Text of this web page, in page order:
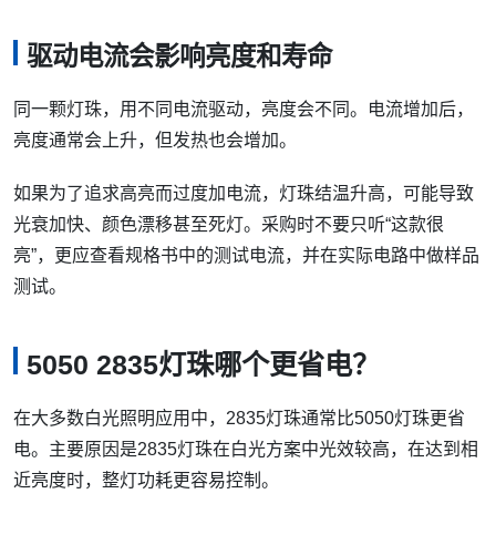
驱动电流会影响亮度和寿命
同一颗灯珠，用不同电流驱动，亮度会不同。电流增加后，
亮度通常会上升，但发热也会增加。
如果为了追求高亮而过度加电流，灯珠结温升高，可能导致
光衰加快、颜色漂移甚至死灯。采购时不要只听“这款很
亮”，更应查看规格书中的测试电流，并在实际电路中做样品
测试。
5050 2835灯珠哪个更省电？
在大多数白光照明应用中，2835灯珠通常比5050灯珠更省
电。主要原因是2835灯珠在白光方案中光效较高，在达到相
近亮度时，整灯功耗更容易控制。